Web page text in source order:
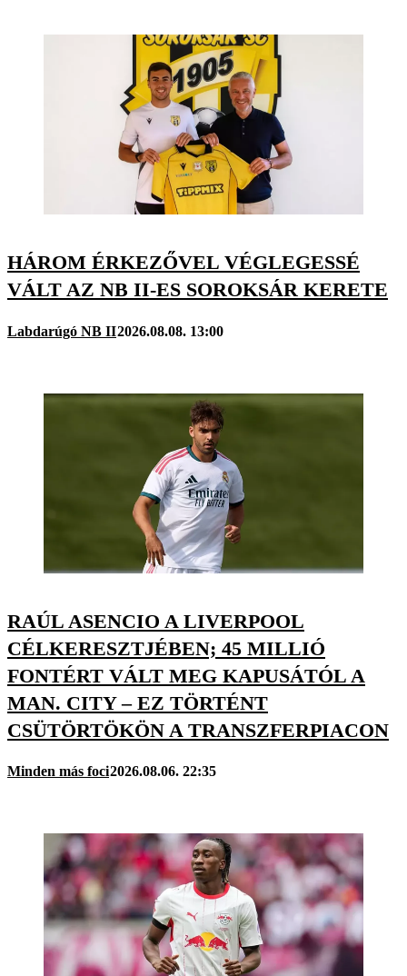
HÁROM ÉRKEZŐVEL VÉGLEGESSÉ
VÁLT AZ NB II-ES SOROKSÁR KERETE
Labdarúgó NB II2026.08.08. 13:00
RAÚL ASENCIO A LIVERPOOL
CÉLKERESZTJÉBEN; 45 MILLIÓ
FONTÉRT VÁLT MEG KAPUSÁTÓL A
MAN. CITY – EZ TÖRTÉNT
CSÜTÖRTÖKÖN A TRANSZFERPIACON
Minden más foci2026.08.06. 22:35